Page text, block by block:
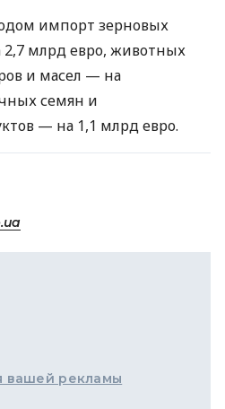
импорт зерновых
2,7 млрд евро, животных
и масел — на
семян и
— на 1,1 млрд евро.
вашей рекламы